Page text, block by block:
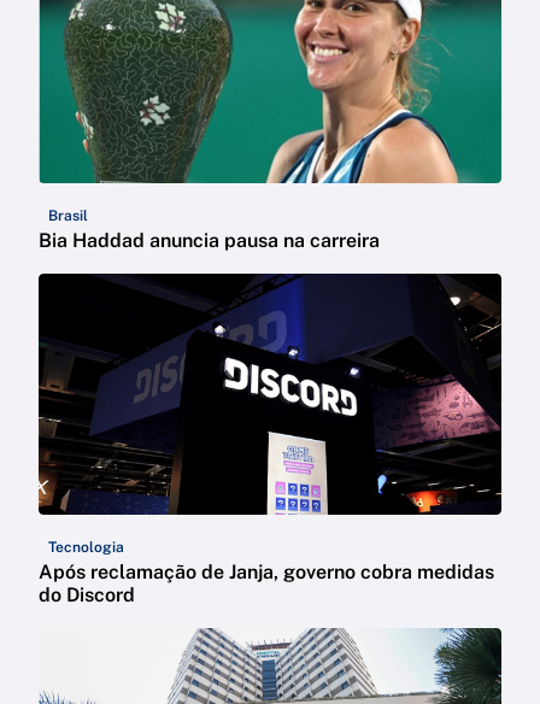
Brasil
Bia Haddad anuncia pausa na carreira
Tecnologia
Após reclamação de Janja, governo cobra medidas
do Discord